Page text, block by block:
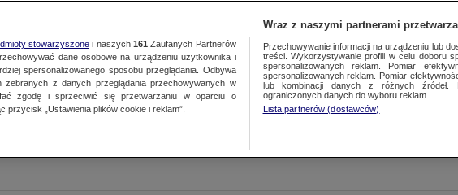
stowarzyszonei naszych 161 Zaufanych Partnerów
dane osobowe na urządzeniu użytkownika i
spersonalizowanego sposobu przeglądania. Odbywa
z danych przeglądania przechowywanych w
zgodę i sprzeciwić się przetwarzaniu w oparciu o
przycisk „Ustawienia plików cookie i reklam”.
Wraz z naszymi partnerami
Przechowywanie informacji na urządzeniu lub
treści. Wykorzystywanie profili w celu doboru
spersonalizowanych reklam. Pomiar
spersonalizowanych reklam. Pomiar
lub kombinacji danych z różnych źródeł.
ograniczonych danych do wyboru reklam.
Lista partnerów (dostawców)